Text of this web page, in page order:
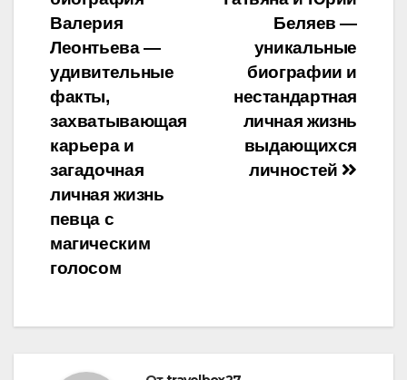
по
записям
Беляев —
уникальные
биографии и
нестандартная
личная жизнь
выдающихся
личностей
Валерия
Леонтьева —
удивительные
факты,
захватывающая
карьера и
загадочная
личная жизнь
певца с
магическим
голосом